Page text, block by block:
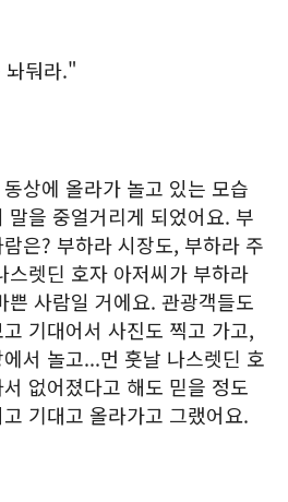
놔둬라."
상에 올라가 놀고 있는 모습
말을 중얼거리게 되었어요. 부
은? 부하라 시장도, 부하라 주
스렛딘 호자 아저씨가 부하라
쁜 사람일 거에요. 관광객들도
기대어서 사진도 찍고 가고,
서 놀고...먼 훗날 나스렛딘 호
없어졌다고 해도 믿을 정도
기대고 올라가고 그랬어요.